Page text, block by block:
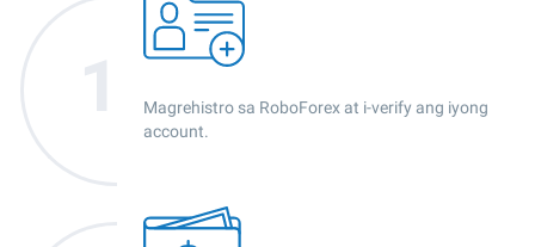
Magrehistro sa RoboForex at i-verify ang iyong
account.